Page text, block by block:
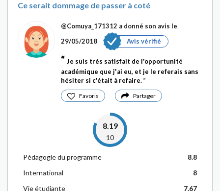
Ce serait dommage de passer à coté
@Comuya_171312 a donné son avis le
29/05/2018
Avis vérifié
Je suis très satisfait de l'opportunité
académique que j'ai eu, et je le referais sans
hésiter si c'était à refaire.
Favoris Partager
8.19
10
Pédagogie du programme
8.8
International
8
Vie étudiante
7.67